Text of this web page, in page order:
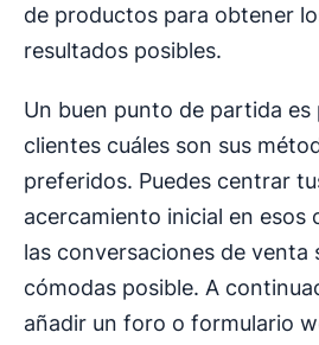
de productos para obtener
resultados posibles.
Un buen punto de partida es
clientes cuáles son sus
preferidos. Puedes centrar
acercamiento inicial en esos
las conversaciones de venta
cómodas posible. A
añadir un foro o formulario